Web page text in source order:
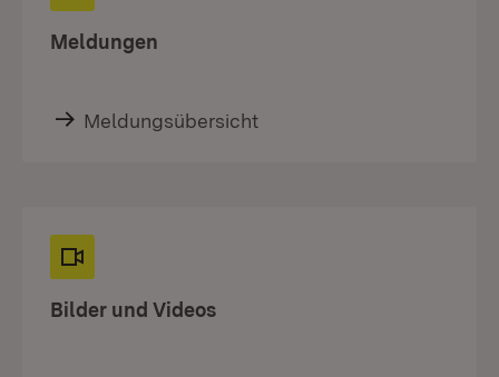
Meldungen
Meldungsübersicht
Bilder und Videos